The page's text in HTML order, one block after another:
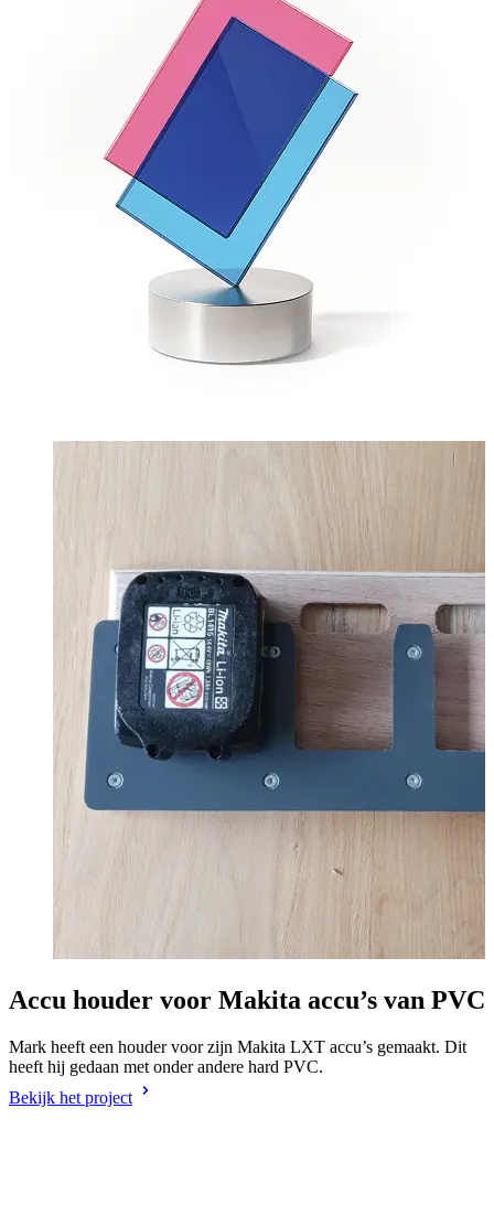
Accu houder voor Makita accu’s van PVC
Mark heeft een houder voor zijn Makita LXT accu’s gemaakt. Dit
heeft hij gedaan met onder andere hard PVC.
Bekijk het project